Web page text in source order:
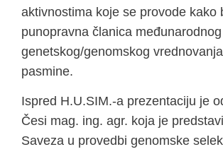
aktivnostima koje se provode kako
punopravna članica
genetskog/genomskog
pasmine.
Ispred H.U.SIM.-a prezentaciju je
Česi mag. ing. agr. koja je
Saveza u provedbi genomske